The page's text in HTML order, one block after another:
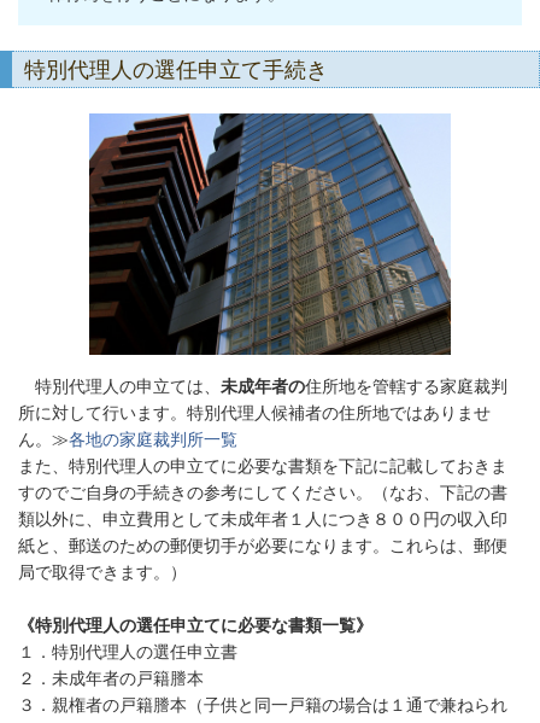
特別代理人の選任申立て手続き
特別代理人の申立ては、 未成年者の住所地を管轄する家庭裁判
所に対して行います。特別代理人候補者の住所地ではありませ
ん。≫各地の家庭裁判所一覧
また、特別代理人の申立てに必要な書類を下記に記載しておきま
すのでご自身の手続きの参考にしてください。（なお、下記の書
類以外に、申立費用として未成年者１人につき８００円の収入印
紙と、郵送のための郵便切手が必要になります。これらは、郵便
局で取得できます。）
《特別代理人の選任申立てに必要な書類一覧》
１．特別代理人の選任申立書
２．未成年者の戸籍謄本
３．親権者の戸籍謄本（子供と同一戸籍の場合は１通で兼ねられ